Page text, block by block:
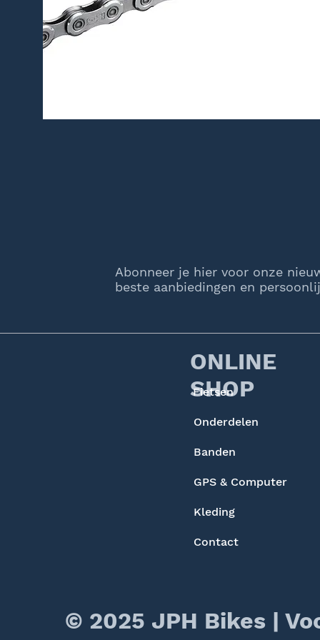
Abonneer je hier voor onze
beste aanbiedingen en
ONLINE
SHOP
Fietsen
Onderdelen
Banden
GPS & Computer
Kleding
Contact
© 2025 JPH Bikes |